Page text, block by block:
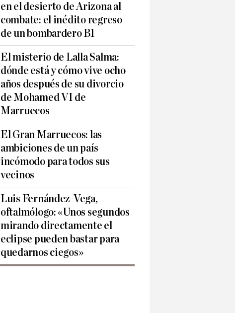
en el desierto de Arizona al
combate: el inédito regreso
de un bombardero B1
El misterio de Lalla Salma:
dónde está y cómo vive ocho
años después de su divorcio
de Mohamed VI de
Marruecos
El Gran Marruecos: las
ambiciones de un país
incómodo para todos sus
vecinos
Luis Fernández-Vega,
oftalmólogo: «Unos segundos
mirando directamente el
eclipse pueden bastar para
quedarnos ciegos»